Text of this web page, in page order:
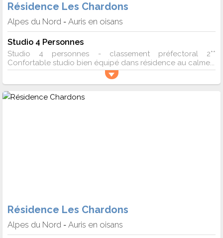
Résidence Les Chardons
Alpes du Nord - Auris en oisans
Studio 4 Personnes
Studio 4 personnes - classement préfectoral 2**
Confortable studio bien équipé dans résidence au calme...
Résidence Les Chardons
Alpes du Nord - Auris en oisans